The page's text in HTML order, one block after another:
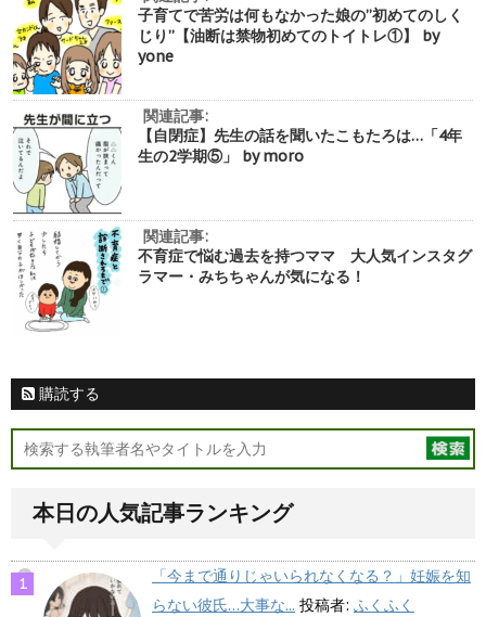
子育てで苦労は何もなかった娘の”初めてのしく
じり”【油断は禁物初めてのトイトレ①】 by
yone
関連記事:
【自閉症】先生の話を聞いたこもたろは…「4年
生の2学期⑤」 by moro
関連記事:
不育症で悩む過去を持つママ 大人気インスタグ
ラマー・みちちゃんが気になる！
購読する
本日の人気記事ランキング
「今まで通りじゃいられなくなる？」妊娠を知
らない彼氏…大事な... 投稿者: ふくふく